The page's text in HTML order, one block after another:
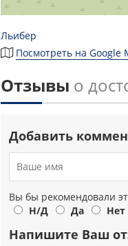
Льибер
Посмотреть на Google
Отзывы о
Добавить
Вы бы рекомендовали
Н/Д
Да Нет
Напишите Ваш